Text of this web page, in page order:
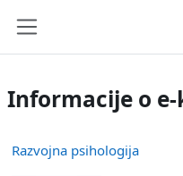
Informacije o
Razvojna psihologija